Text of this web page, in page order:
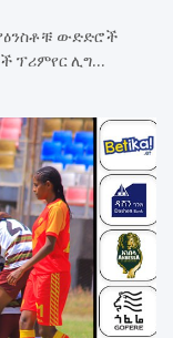
ውድድሮች
ፕሪምየር ሊግ…